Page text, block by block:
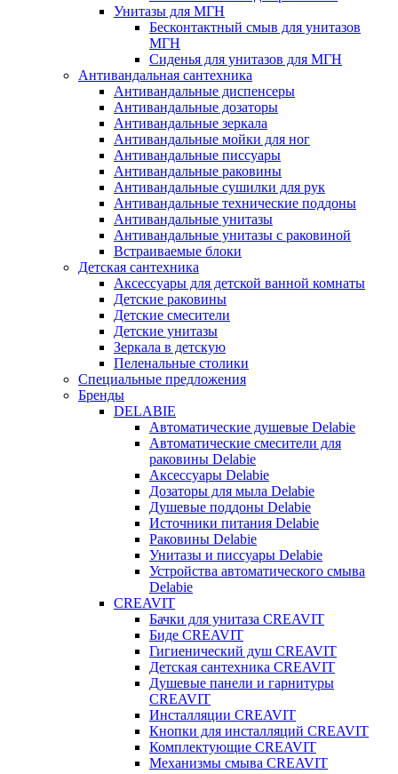
Унитазы для МГН
Бесконтактный смыв для унитазов
МГН
Сиденья для унитазов для МГН
Антивандальная сантехника
Антивандальные диспенсеры
Антивандальные дозаторы
Антивандальные зеркала
Антивандальные мойки для ног
Антивандальные писсуары
Антивандальные раковины
Антивандальные сушилки для рук
Антивандальные технические поддоны
Антивандальные унитазы
Антивандальные унитазы с раковиной
Встраиваемые блоки
Детская сантехника
Аксессуары для детской ванной комнаты
Детские раковины
Детские смесители
Детские унитазы
Зеркала в детскую
Пеленальные столики
Специальные предложения
Бренды
DELABIE
Автоматические душевые Delabie
Автоматические смесители для
раковины Delabie
Аксессуары Delabie
Дозаторы для мыла Delabie
Душевые поддоны Delabie
Источники питания Delabie
Раковины Delabie
Унитазы и писсуары Delabie
Устройства автоматического смыва
Delabie
CREAVIT
Бачки для унитаза CREAVIT
Биде CREAVIT
Гигиенический душ CREAVIT
Детская сантехника CREAVIT
Душевые панели и гарнитуры
CREAVIT
Инсталляции CREAVIT
Кнопки для инсталляций CREAVIT
Комплектующие CREAVIT
Механизмы смыва CREAVIT